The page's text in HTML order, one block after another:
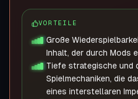
VORTEILE
Große
Inhalt, der durch Mods
Tiefe strategische und
Spielmechaniken, die
eines interstellaren